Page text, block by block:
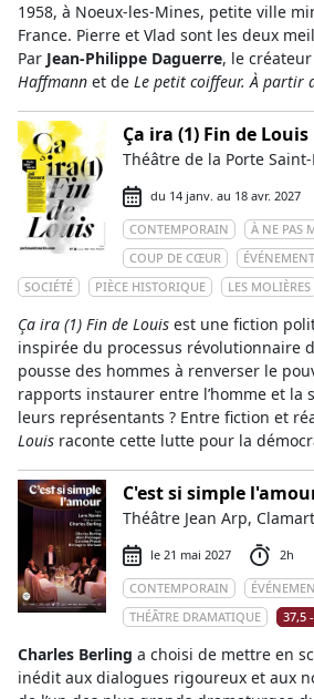
1958, à Noeux-les-Mines, petite ville
France. Pierre et Vlad sont les deux
Par Jean-Philippe Daguerre, le
Haffmann et de Le petit coiffeur. À partir
Ça ira (1) Fin de Louis
Théâtre de la Porte
du 14 janv. au 18 avr. 2027
CONTEMPORAIN
À NE PAS
COUP DE CŒUR
ÉVÉNEMENT
SOCIÉTÉ
PIÈCE HISTORIQUE LES MOLIÈRES
Ça ira (1) Fin de Louis est une fiction
inspirée du processus révolutionnaire
pousse des hommes à renverser le
rapports instaurer entre l’homme et la
leurs représentants ? Entre fiction et
Louis raconte cette lutte pour la
C'est si simple
Théâtre Jean Arp,
le 21 mai 2027
2h
CONTEMPORAIN
THÉÂTRE DRAMATIQUE
37,5
Charles Berling a choisi de mettre en
inédit aux dialogues rigoureux et aux